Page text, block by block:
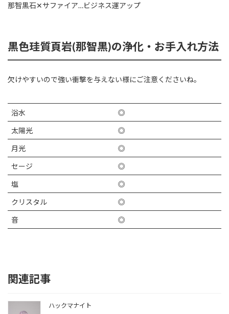
那智黒石✕サファイア…ビジネス運アップ
黒色珪質頁岩(那智黒)の浄化・お手入れ方法
欠けやすいので強い衝撃を与えない様にご注意くださいね。
浴水 ◎
太陽光 ◎
月光 ◎
セージ ◎
塩 ◎
クリスタル ◎
音 ◎
関連記事
ハックマナイト